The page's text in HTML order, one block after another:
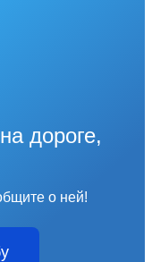
дороге,
о ней!